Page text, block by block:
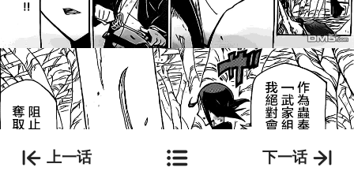
上一话 下一话